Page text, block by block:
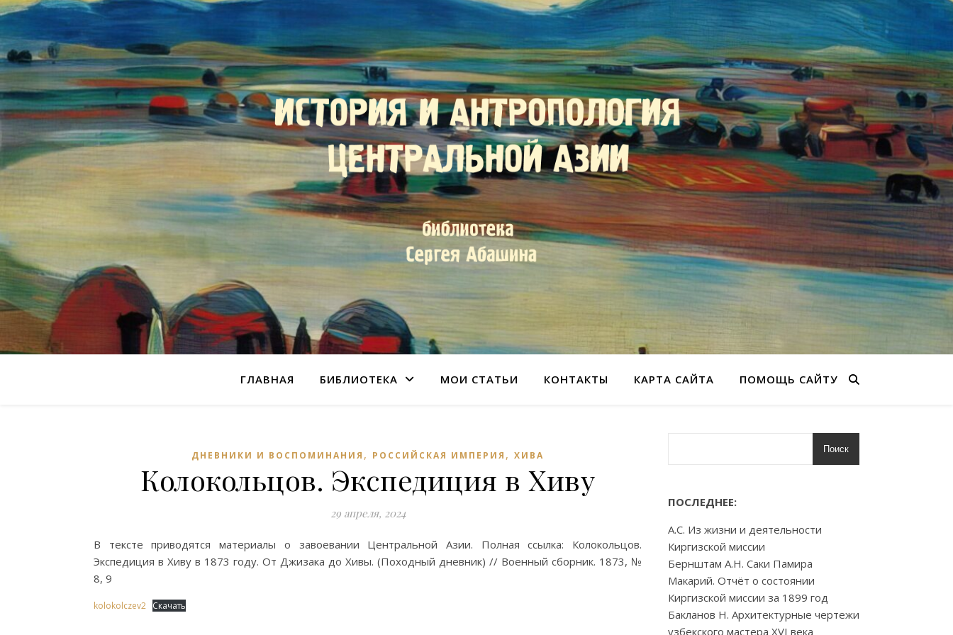
ГЛАВНАЯ БИБЛИОТЕКА МОИ СТАТЬИ КОНТАКТЫ КАРТА САЙТА ПОМОЩЬ САЙТУ
ДНЕВНИКИ И ВОСПОМИНАНИЯ , РОССИЙСКАЯ ИМПЕРИЯ , ХИВА
Колокольцов. Экспедиция в Хиву
29 апреля, 2024
В тексте приводятся материалы о завоевании Центральной Азии. Полная ссылка: Колокольцов.
Экспедиция в Хиву в 1873 году. От Джизака до Хивы. (Походный дневник) // Военный сборник. 1873, №
8, 9
kolokolczev2 Скачать
Поиск
ПОСЛЕДНЕЕ:
А.С. Из жизни и деятельности
Киргизской миссии
Бернштам А.Н. Саки Памира
Макарий. Отчёт о состоянии
Киргизской миссии за 1899 год
Бакланов Н. Архитектурные чертежи
узбекского мастера XVI века